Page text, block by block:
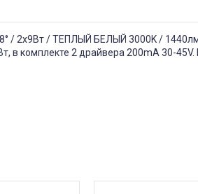
/ 2x9Вт / ТЕПЛЫЙ БЕЛЫЙ 3000K /
в комплекте 2 драйвера 200mA 30-